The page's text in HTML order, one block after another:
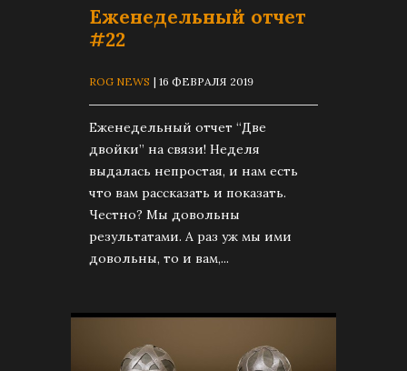
Еженедельный отчет
#22
ROG NEWS | 16 ФЕВРАЛЯ 2019
Еженедельный отчет “Две
двойки” на связи! Неделя
выдалась непростая, и нам есть
что вам рассказать и показать.
Честно? Мы довольны
результатами. А раз уж мы ими
довольны, то и вам,...